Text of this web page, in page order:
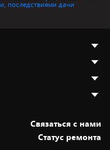
последствиями дачи
Cвязаться с нами
Статус ремонта